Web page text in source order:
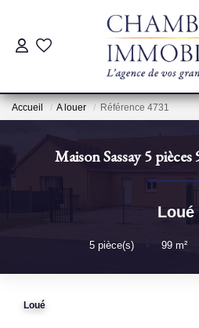
ACHAT
Pré-
Accueil A louer Référence 4731
Maison Sassay 5 pièces
Loué
5 pièce(s) • 99 m²
Loué